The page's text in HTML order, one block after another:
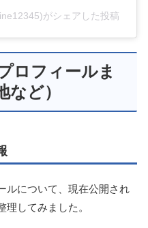
がシェアした投稿
ロフィールま
など）
ルについて、現在公開され
してみました。